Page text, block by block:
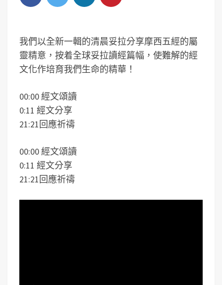
我們以全新一輯的清晨妥拉分享摩西五經的屬
靈精意，按着全球妥拉讀經篇幅，使難解的經
文化作培育我們生命的精華！
00:00 經文頌讀
0:11 經文分享
21:21回應祈禱
00:00 經文頌讀
0:11 經文分享
21:21回應祈禱